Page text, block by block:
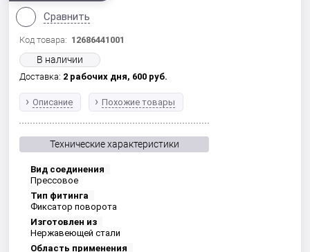
Сравнить
Код товара: 12686441001
В наличии
Доставка: 2 рабочих дня, 600 руб.
Описание Похожие товары
Технические характеристики
Вид соединения
Прессовое
Тип фитинга
Фиксатор поворота
Изготовлен из
Нержавеющей стали
Область применения